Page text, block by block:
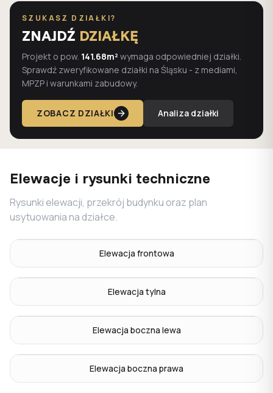
SZUKASZ DZIAŁKI?
ZNAJDŹ DZIAŁKĘ
Projekt o pow. 141.68m² wymaga odpowiedniej działki.
Sprawdź zweryfikowane działki na Śląsku - z mediami,
MPZP i warunkami zabudowy.
ZOBACZ DZIAŁKI Analiza działki
Elewacje i rysunki techniczne
Rysunki elewacji, przekrój budynku oraz plan
usytuowania na działce.
Elewacja frontowa
Elewacja tylna
Elewacja boczna lewa
Elewacja boczna prawa